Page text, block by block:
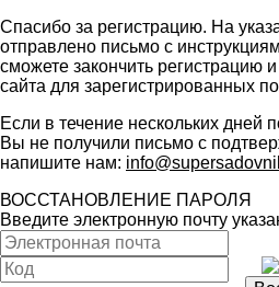
Спасибо за регистрацию. На
отправлено письмо с
сможете закончить регистрацию
сайта для зарегистрированных
Если в течение нескольких дней
Вы не получили письмо с
напишите нам:
ВОССТАНОВЛЕНИЕ ПАРОЛЯ
Введите электронную почту